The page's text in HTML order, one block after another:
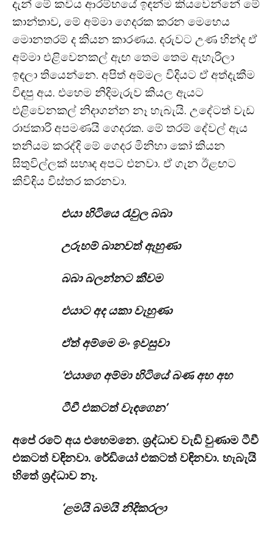
දැන් මේ කවිය ආරම්භයේ ඉඳන්ම කියවෙන්නේ මේ
කාන්තාව, මේ අම්මා ගෙදරක කරන මෙහෙය
මොනතරම් ද කියන කාරණය. දරුවට උණ හින්ද ඒ
අම්මා එළිවෙනකල් ඇඟ තෙම තෙම ඇහැරිලා
ඉඳලා තියෙන්නෙ. අපිත් අම්මල විදියට ඒ අත්දැකීම
විඳපු අය. එහෙම නිදිමැරුව කියල ඇයට
එළිවෙනකල් නිදාගන්න නෑ හැබැයි. උදේටත් වැඩ
රාජකාරි අපමණයි ගෙදරක. මේ තරම් දේවල් ඇය
තනියම කරද්දි මේ ගෙදර මිනිහා කෝ කියන
සිතුවිල්ලක් සහෘද අපට එනවා. ඒ ගැන ඊළඟට
කිවිඳිය විස්තර කරනවා.
එයා හිටියෙ රැවුල බබා
උරුහම් බානවත් ඇහුණා
බබා බලන්නට කීවම
එයාට අද යකා වැහුණා
ඒත් අම්මෙ මං ඉවසුවා
‘එයාගෙ අම්මා හිටියේ බණ අහ අහ
ටීවී එකටත් වැඳගෙන’
අපේ රටේ අය එහෙමනෙ. ශ්‍රද්ධාව වැඩි වුණාම ටීවී
එකටත් වඳිනවා. රේඩියෝ එකටත් වඳිනවා. හැබැයි
හිතේ ශ්‍රද්ධාව නෑ.
‘ළමයි බමයි නිදිකරලා